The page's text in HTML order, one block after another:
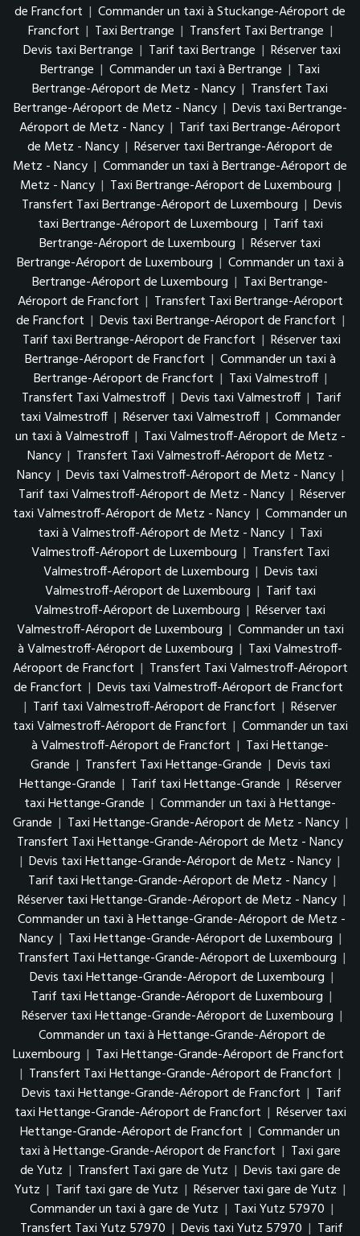
de Francfort | Commander un taxi à Stuckange-Aéroport de
Francfort | Taxi Bertrange | Transfert Taxi Bertrange |
Devis taxi Bertrange | Tarif taxi Bertrange | Réserver taxi
Bertrange | Commander un taxi à Bertrange | Taxi
Bertrange-Aéroport de Metz - Nancy | Transfert Taxi
Bertrange-Aéroport de Metz - Nancy | Devis taxi Bertrange-
Aéroport de Metz - Nancy | Tarif taxi Bertrange-Aéroport
de Metz - Nancy | Réserver taxi Bertrange-Aéroport de
Metz - Nancy | Commander un taxi à Bertrange-Aéroport de
Metz - Nancy | Taxi Bertrange-Aéroport de Luxembourg |
Transfert Taxi Bertrange-Aéroport de Luxembourg | Devis
taxi Bertrange-Aéroport de Luxembourg | Tarif taxi
Bertrange-Aéroport de Luxembourg | Réserver taxi
Bertrange-Aéroport de Luxembourg | Commander un taxi à
Bertrange-Aéroport de Luxembourg | Taxi Bertrange-
Aéroport de Francfort | Transfert Taxi Bertrange-Aéroport
de Francfort | Devis taxi Bertrange-Aéroport de Francfort |
Tarif taxi Bertrange-Aéroport de Francfort | Réserver taxi
Bertrange-Aéroport de Francfort | Commander un taxi à
Bertrange-Aéroport de Francfort | Taxi Valmestroff |
Transfert Taxi Valmestroff | Devis taxi Valmestroff | Tarif
taxi Valmestroff | Réserver taxi Valmestroff | Commander
un taxi à Valmestroff | Taxi Valmestroff-Aéroport de Metz -
Nancy | Transfert Taxi Valmestroff-Aéroport de Metz -
Nancy | Devis taxi Valmestroff-Aéroport de Metz - Nancy |
Tarif taxi Valmestroff-Aéroport de Metz - Nancy | Réserver
taxi Valmestroff-Aéroport de Metz - Nancy | Commander un
taxi à Valmestroff-Aéroport de Metz - Nancy | Taxi
Valmestroff-Aéroport de Luxembourg | Transfert Taxi
Valmestroff-Aéroport de Luxembourg | Devis taxi
Valmestroff-Aéroport de Luxembourg | Tarif taxi
Valmestroff-Aéroport de Luxembourg | Réserver taxi
Valmestroff-Aéroport de Luxembourg | Commander un taxi
à Valmestroff-Aéroport de Luxembourg | Taxi Valmestroff-
Aéroport de Francfort | Transfert Taxi Valmestroff-Aéroport
de Francfort | Devis taxi Valmestroff-Aéroport de Francfort
| Tarif taxi Valmestroff-Aéroport de Francfort | Réserver
taxi Valmestroff-Aéroport de Francfort | Commander un taxi
à Valmestroff-Aéroport de Francfort | Taxi Hettange-
Grande | Transfert Taxi Hettange-Grande | Devis taxi
Hettange-Grande | Tarif taxi Hettange-Grande | Réserver
taxi Hettange-Grande | Commander un taxi à Hettange-
Grande | Taxi Hettange-Grande-Aéroport de Metz - Nancy |
Transfert Taxi Hettange-Grande-Aéroport de Metz - Nancy
| Devis taxi Hettange-Grande-Aéroport de Metz - Nancy |
Tarif taxi Hettange-Grande-Aéroport de Metz - Nancy |
Réserver taxi Hettange-Grande-Aéroport de Metz - Nancy |
Commander un taxi à Hettange-Grande-Aéroport de Metz -
Nancy | Taxi Hettange-Grande-Aéroport de Luxembourg |
Transfert Taxi Hettange-Grande-Aéroport de Luxembourg |
Devis taxi Hettange-Grande-Aéroport de Luxembourg |
Tarif taxi Hettange-Grande-Aéroport de Luxembourg |
Réserver taxi Hettange-Grande-Aéroport de Luxembourg |
Commander un taxi à Hettange-Grande-Aéroport de
Luxembourg | Taxi Hettange-Grande-Aéroport de Francfort
| Transfert Taxi Hettange-Grande-Aéroport de Francfort |
Devis taxi Hettange-Grande-Aéroport de Francfort | Tarif
taxi Hettange-Grande-Aéroport de Francfort | Réserver taxi
Hettange-Grande-Aéroport de Francfort | Commander un
taxi à Hettange-Grande-Aéroport de Francfort | Taxi gare
de Yutz | Transfert Taxi gare de Yutz | Devis taxi gare de
Yutz | Tarif taxi gare de Yutz | Réserver taxi gare de Yutz |
Commander un taxi à gare de Yutz | Taxi Yutz 57970 |
Transfert Taxi Yutz 57970 | Devis taxi Yutz 57970 | Tarif